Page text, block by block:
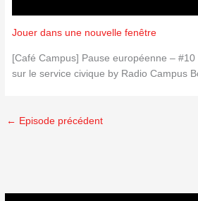
Jouer dans une nouvelle fenêtre
[Café Campus] Pause européenne –
sur le service civique by Radio Campus
← Episode précédent